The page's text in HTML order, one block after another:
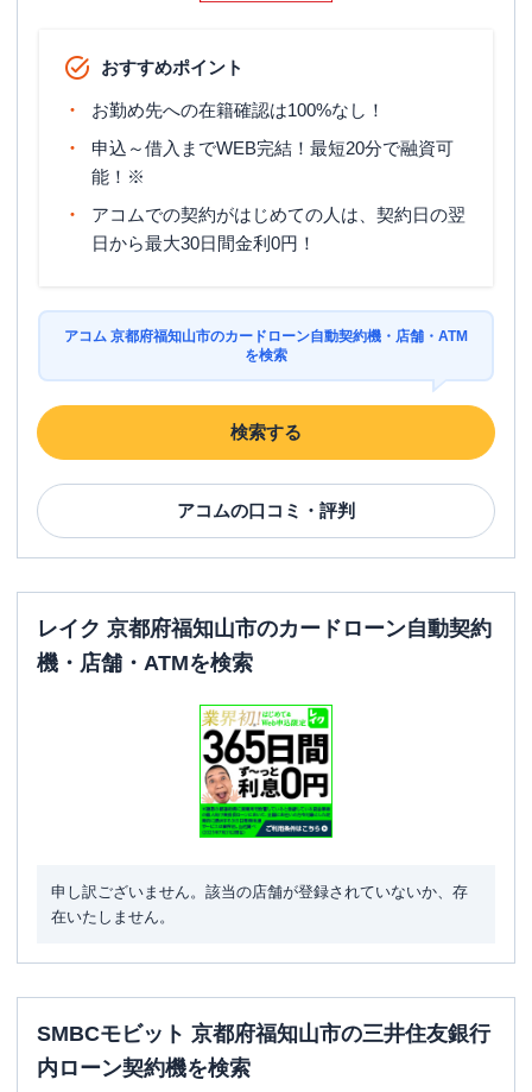
おすすめポイント
お勤め先への在籍確認は100%なし！
申込～借入までWEB完結！最短20分で融資可
能！※
アコムでの契約がはじめての人は、契約日の翌
日から最大30日間金利0円！
アコム 京都府福知山市のカードローン自動契約機・店舗・ATM
を検索
検索する
アコムの口コミ・評判
レイク 京都府福知山市のカードローン自動契約
機・店舗・ATMを検索
申し訳ございません。該当の店舗が登録されていないか、存
在いたしません。
SMBCモビット 京都府福知山市の三井住友銀行
内ローン契約機を検索